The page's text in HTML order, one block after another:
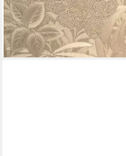
35,99 €
(6,75 €/ 1 qm)
lieferbar - in 2-3 Werktagen bei dir
+1